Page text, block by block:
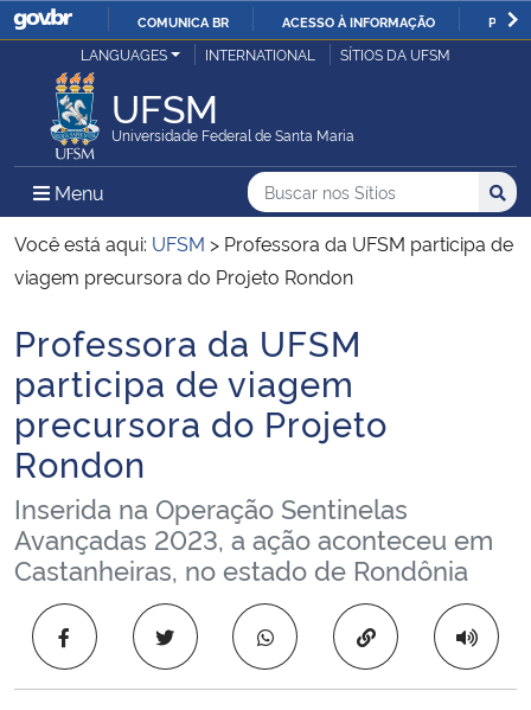
IR
COMUNICA BR ACESSO À INFORMAÇÃO
Ministério da Justiça e Segurança Pública
Ministério da Defesa
Ministério das Relações Exteriores
Ministério da Infraestrutura
Ministério da Agricultura, Pecuária e Abastecimento
Ministério da Cidadania
Ministério da Saúde
Ministério de Minas e Energia
LANGUAGES INTERNATIONAL SÍTIOS DA UFSM
UFSM
Universidade Federal de Santa Maria
Menu Menu Principal do Sítio
Busca
Buscar no nos Sítios
Busca:
Você está aqui: UFSM > Professora da UFSM participa de
viagem precursora do Projeto Rondon
Início do conteúdo
Professora da UFSM
participa de viagem
precursora do Projeto
Rondon
Inserida na Operação Sentinelas
Avançadas 2023, a ação aconteceu em
Castanheiras, no estado de Rondônia
Copiar para área